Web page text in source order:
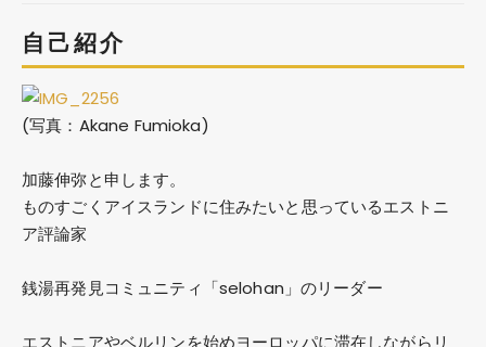
自己紹介
(写真：Akane Fumioka)
加藤伸弥と申します。
ものすごくアイスランドに住みたいと思っているエストニ
ア評論家
銭湯再発見コミュニティ「selohan」のリーダー